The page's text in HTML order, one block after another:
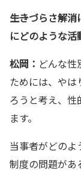
――生きづらさ解
にどのような活
松岡： どんな
ためには、や
ろうと考え、性
ます。
当事者がどのよ
制度の問題があ